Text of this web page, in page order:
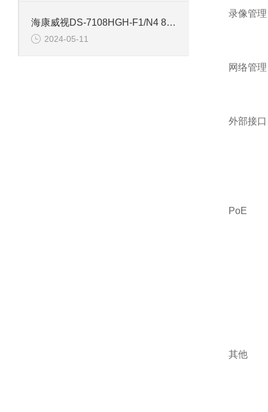
海康威视DS-7108HGH-F1/N4 8路单盘位同轴硬盘录像机
2024-05-11
录像管理
网络管理
外部接口
PoE
其他